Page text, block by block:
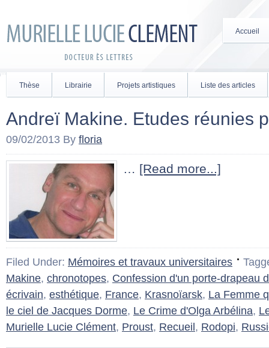
Accueil
Thèse Librairie Projets artistiques Liste des articles
Andreï Makine. Etudes réunies
09/02/2013 By floria
… [Read more...]
Filed Under: Mémoires et travaux universitaires
Makine, chronotopes, Confession d'un porte-drapeau
écrivain, esthétique, France, Krasnoïarsk, La Femme
le ciel de Jacques Dorme, Le Crime d'Olga Arbélina,
Murielle Lucie Clément, Proust, Recueil , Rodopi,